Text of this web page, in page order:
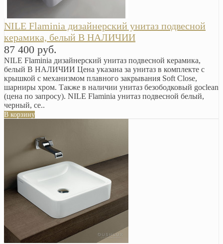
NILE Flaminia дизайнерский унитаз подвесной
керамика, белый В НАЛИЧИИ
87 400 руб.
NILE Flaminia дизайнерский унитаз подвесной керамика,
белый В НАЛИЧИИ Цена указана за унитаз в комплекте с
крышкой с механизмом плавного закрывания Soft Close,
шарниры хром. Также в наличии унитаз безободковый goclean
(цена по запросу). NILE Flaminia унитаз подвесной белый,
черный, се..
В корзину